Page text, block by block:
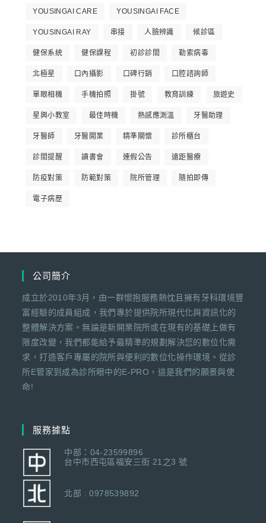
YOUSINGAI CARE YOUSINGAI FACE
YOUSINGAI RAY 串接 人臉辨識 候診區
健保系統 健保課程 初診診間 勒索病毒
北極星 口內攝影 口碑行銷 口腔諮詢師
單眼相機 手機拍照 掛號 教育訓練 旅遊史
星興小教室 最佳時機 熱感應測溫 牙醫助理
牙醫師 牙醫開業 精準關懷 診所櫃台
診間提醒 讀書會 連假公告 遠距醫療
防疫對策 防範對策 院所管理 隨拍即傳
電子病歷
公司簡介
成立於2010年3月，由一群懷抱服務熱忱且擁有牙科環境豐
富經驗的成員組成，我們專於提供院所現代化與資訊化的
整體解決方案。無論是新開業院所或在現有的基礎上做有
限度改變，我們都能給予最精準的規劃解決您的數位化需
求，打造客戶專屬的院所與便利的數位化操作環境。從診
所E管家到成為診所眼中的E-PRO，這是我們的願景與使
命!
服務據點
中部：04-23599896
台中市西屯區福安三街 21之3 號
北部 : 0978539892